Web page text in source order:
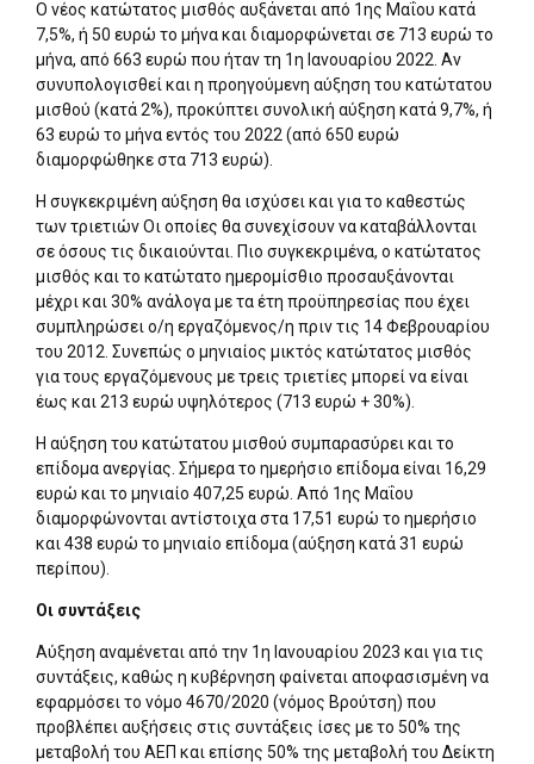
Ο νέος κατώτατος μισθός αυξάνεται από 1ης Μαΐου κατά
7,5%, ή 50 ευρώ το μήνα και διαμορφώνεται σε 713 ευρώ το
μήνα, από 663 ευρώ που ήταν τη 1η Ιανουαρίου 2022. Αν
συνυπολογισθεί και η προηγούμενη αύξηση του κατώτατου
μισθού (κατά 2%), προκύπτει συνολική αύξηση κατά 9,7%, ή
63 ευρώ το μήνα εντός του 2022 (από 650 ευρώ
διαμορφώθηκε στα 713 ευρώ).
Η συγκεκριμένη αύξηση θα ισχύσει και για το καθεστώς
των τριετιών Οι οποίες θα συνεχίσουν να καταβάλλονται
σε όσους τις δικαιούνται. Πιο συγκεκριμένα, ο κατώτατος
μισθός και το κατώτατο ημερομίσθιο προσαυξάνονται
μέχρι και 30% ανάλογα με τα έτη προϋπηρεσίας που έχει
συμπληρώσει ο/η εργαζόμενος/η πριν τις 14 Φεβρουαρίου
του 2012. Συνεπώς ο μηνιαίος μικτός κατώτατος μισθός
για τους εργαζόμενους με τρεις τριετίες μπορεί να είναι
έως και 213 ευρώ υψηλότερος (713 ευρώ + 30%).
Η αύξηση του κατώτατου μισθού συμπαρασύρει και το
επίδομα ανεργίας. Σήμερα το ημερήσιο επίδομα είναι 16,29
ευρώ και το μηνιαίο 407,25 ευρώ. Από 1ης Μαΐου
διαμορφώνονται αντίστοιχα στα 17,51 ευρώ το ημερήσιο
και 438 ευρώ το μηνιαίο επίδομα (αύξηση κατά 31 ευρώ
περίπου).
Οι συντάξεις
Αύξηση αναμένεται από την 1η Ιανουαρίου 2023 και για τις
συντάξεις, καθώς η κυβέρνηση φαίνεται αποφασισμένη να
εφαρμόσει το νόμο 4670/2020 (νόμος Βρούτση) που
προβλέπει αυξήσεις στις συντάξεις ίσες με το 50% της
μεταβολή του ΑΕΠ και επίσης 50% της μεταβολή του Δείκτη